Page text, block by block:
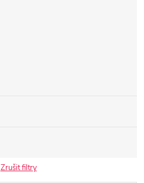
Zrušit filtry